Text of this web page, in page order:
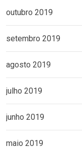
outubro 2019
setembro 2019
agosto 2019
julho 2019
junho 2019
maio 2019